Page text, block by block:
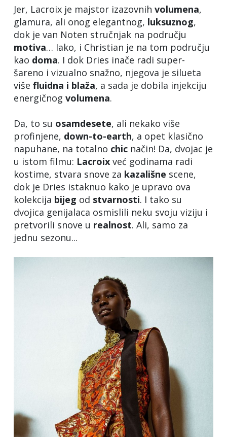
Jer, Lacroix je majstor izazovnih volumena,
glamura, ali onog elegantnog, luksuznog,
dok je van Noten stručnjak na području
motiva… Iako, i Christian je na tom području
kao doma. I dok Dries inače radi super-
šareno i vizualno snažno, njegova je silueta
više fluidna i blaža, a sada je dobila injekciju
energičnog volumena.
Da, to su osamdesete, ali nekako više
profinjene, down-to-earth, a opet klasično
napuhane, na totalno chic način! Da, dvojac je
u istom filmu: Lacroix već godinama radi
kostime, stvara snove za kazališne scene,
dok je Dries istaknuo kako je upravo ova
kolekcija bijeg od stvarnosti. I tako su
dvojica genijalaca osmislili neku svoju viziju i
pretvorili snove u realnost. Ali, samo za
jednu sezonu...